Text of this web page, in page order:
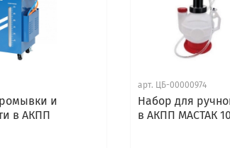
и
в АКПП
арт. ЦБ-00000974
Набор для
в АКПП МАСТАК